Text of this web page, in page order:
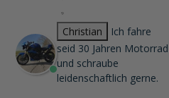
Christian
Ich fahre
seid 30 Jahren Motorrad
und schraube
leidenschaftlich gerne.